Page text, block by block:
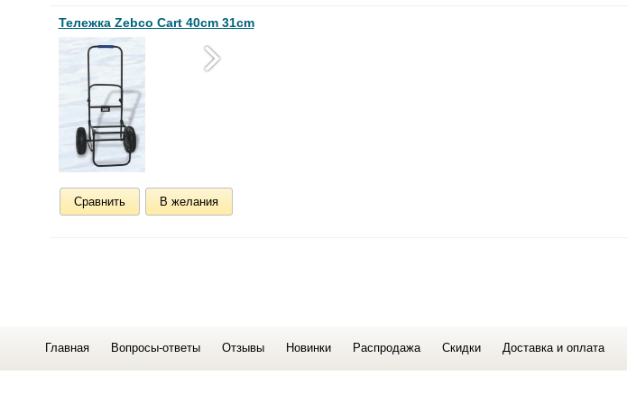
Тележка Zebco Cart 40cm 31cm
Сравнить В желания
Главная Вопросы-ответы Отзывы Новинки Распродажа Скидки Доставка и оплата